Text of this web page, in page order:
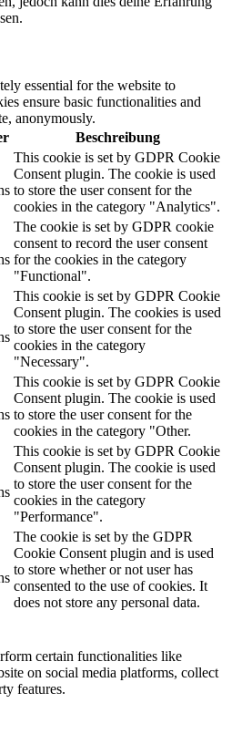
essential for the website to
ensure basic functionalities and
anonymously.
Beschreibung
This cookie is set by GDPR Cookie
Consent plugin. The cookie is used
to store the user consent for the
cookies in the category "Analytics".
The cookie is set by GDPR cookie
consent to record the user consent
for the cookies in the category
"Functional".
This cookie is set by GDPR Cookie
Consent plugin. The cookies is used
to store the user consent for the
cookies in the category
"Necessary".
This cookie is set by GDPR Cookie
Consent plugin. The cookie is used
to store the user consent for the
cookies in the category "Other.
This cookie is set by GDPR Cookie
Consent plugin. The cookie is used
to store the user consent for the
cookies in the category
"Performance".
The cookie is set by the GDPR
Cookie Consent plugin and is used
to store whether or not user has
consented to the use of cookies. It
does not store any personal data.
certain functionalities like
on social media platforms, collect
features.